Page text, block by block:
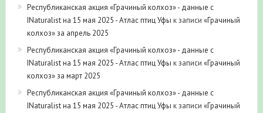
Республиканская акция «Грачиный колхоз» - данные с
INaturalist на 15 мая 2025 - Атлас птиц Уфы к записи «Грачиный
колхоз» за апрель 2025
Республиканская акция «Грачиный колхоз» - данные с
INaturalist на 15 мая 2025 - Атлас птиц Уфы к записи «Грачиный
колхоз» за март 2025
Республиканская акция «Грачиный колхоз» - данные с
INaturalist на 15 мая 2025 - Атлас птиц Уфы к записи «Грачиный